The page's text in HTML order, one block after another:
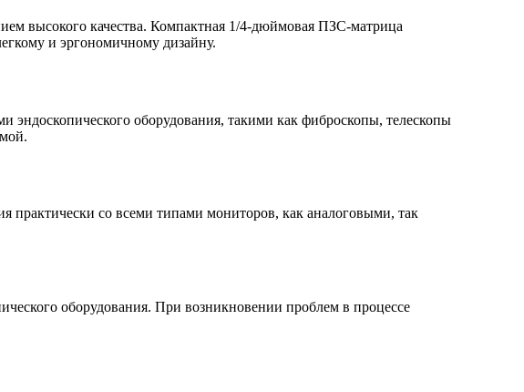
высокого качества. Компактная 1/4-дюймовая ПЗС-матрица
и эргономичному дизайну.
эндоскопического оборудования, такими как фиброскопы, телескопы
практически со всеми типами мониторов, как аналоговыми, так
оборудования. При возникновении проблем в процессе